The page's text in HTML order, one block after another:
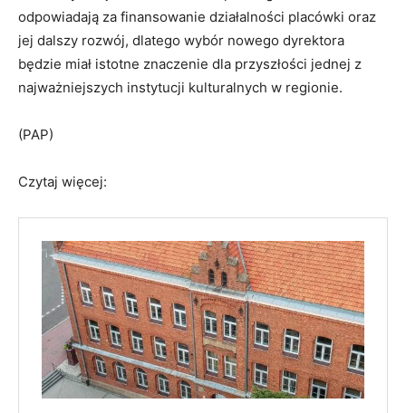
odpowiadają za finansowanie działalności placówki oraz
jej dalszy rozwój, dlatego wybór nowego dyrektora
będzie miał istotne znaczenie dla przyszłości jednej z
najważniejszych instytucji kulturalnych w regionie.
(PAP)
Czytaj więcej: